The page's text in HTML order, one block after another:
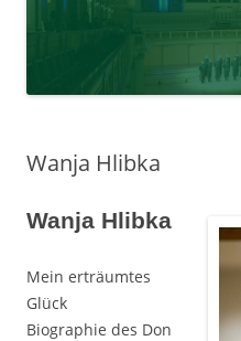
Wanja Hlibka
Wanja Hlibka
Mein erträumtes
Glück
Biographie des Don